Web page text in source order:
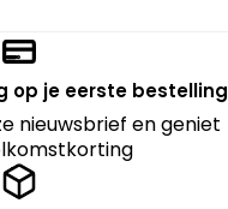
op je eerste bestelling
nieuwsbrief en geniet